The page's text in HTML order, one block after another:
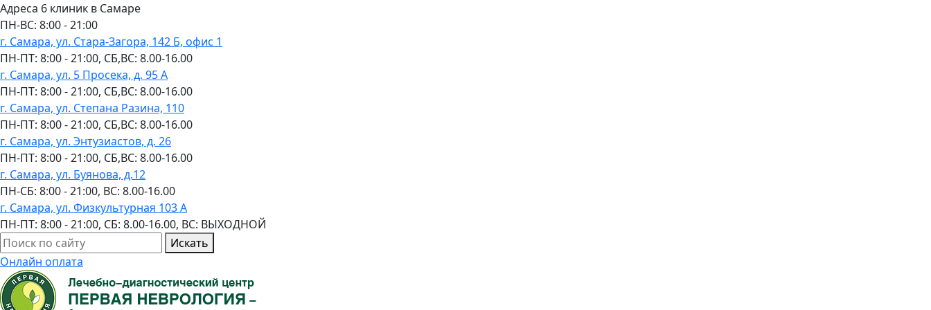
Адреса 6 клиник в Самаре
ПН-ВC: 8:00 - 21:00
г. Самара, ул. Стара-Загора, 142 Б, офис 1
ПН-ПТ: 8:00 - 21:00, СБ,ВС: 8.00-16.00
г. Самара, ул. 5 Просека, д. 95 А
ПН-ПТ: 8:00 - 21:00, СБ,ВС: 8.00-16.00
г. Самара, ул. Степана Разина, 110
ПН-ПТ: 8:00 - 21:00, СБ,ВС: 8.00-16.00
г. Самара, ул. Энтузиастов, д. 26
ПН-ПТ: 8:00 - 21:00, СБ,ВС: 8.00-16.00
г. Самара, ул. Буянова, д.12
ПН-СБ: 8:00 - 21:00, ВС: 8.00-16.00
г. Самара, ул. Физкультурная 103 А
ПН-ПТ: 8:00 - 21:00, СБ: 8.00-16.00, ВС: ВЫХОДНОЙ
Искать
Онлайн оплата